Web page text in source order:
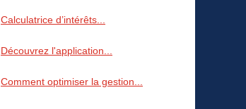
Calculatrice d’intérêts...
Découvrez l'application...
Comment optimiser la gestion...